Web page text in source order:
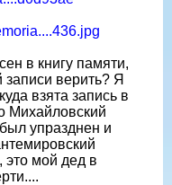
в книгу памяти,
записи верить? Я
взята запись в
Михайловский
упразднен и
это мой дед в